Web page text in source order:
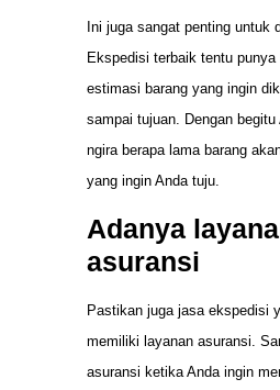
Ini juga sangat penting untuk
Ekspedisi terbaik tentu
estimasi barang yang ingin
sampai tujuan. Dengan
ngira berapa lama barang
yang ingin Anda tuju.
Adanya
asuransi
Pastikan juga jasa ekspedisi
memiliki layanan asuransi.
asuransi ketika Anda ingin